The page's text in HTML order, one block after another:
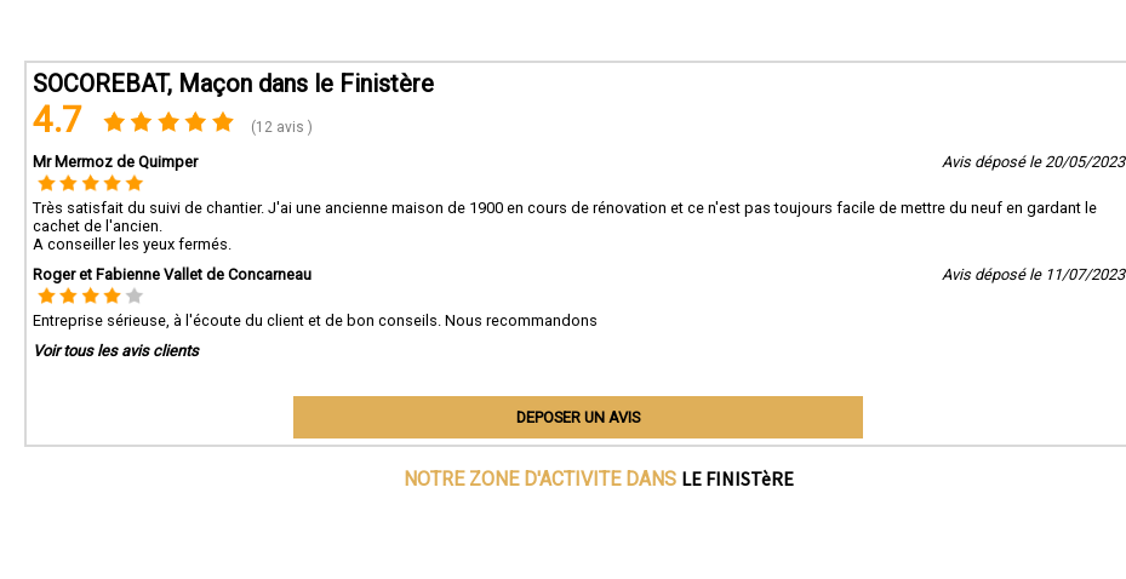
SOCOREBAT, Maçon dans le Finistère
4.7 (12 avis )
Mr Mermoz de Quimper Avis déposé le 20/05/2023
Très satisfait du suivi de chantier. J'ai une ancienne maison de 1900 en cours de rénovation et ce n'est pas toujours facile de mettre du neuf en gardant le
cachet de l'ancien.
A conseiller les yeux fermés.
Roger et Fabienne Vallet de Concarneau
Avis déposé le 11/07/2023
Entreprise sérieuse, à l'écoute du client et de bon conseils. Nous recommandons
Voir tous les avis clients
DEPOSER UN AVIS
NOTRE ZONE D'ACTIVITE DANS LE FINISTèRE